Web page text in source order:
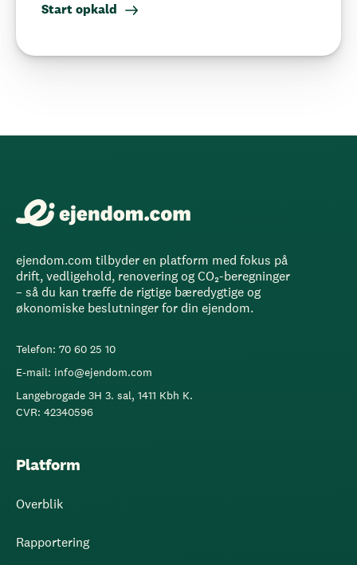
Start opkald
ejendom.com tilbyder en platform med fokus på
drift, vedligehold, renovering og CO₂-beregninger
– så du kan træffe de rigtige bæredygtige og
økonomiske beslutninger for din ejendom.
Telefon: 70 60 25 10
E-mail: info@ejendom.com
Langebrogade 3H 3. sal, 1411 Kbh K.
CVR: 42340596
Platform
Overblik
Rapportering